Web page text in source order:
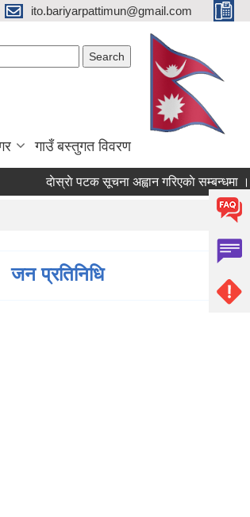
ito.bariyarpattimun@gmail.com
गाउँ बस्तुगत विवरण
दाेस्राे पटक सूचना अह्वान गरिएकाे सम्बन्धमा ।
जन प्रतिनिधि